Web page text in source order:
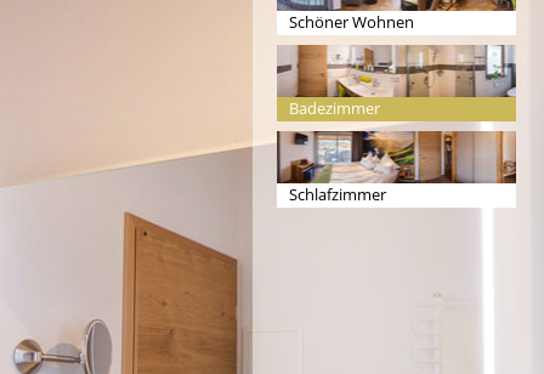
Schöner Wohnen
Badezimmer
Schlafzimmer